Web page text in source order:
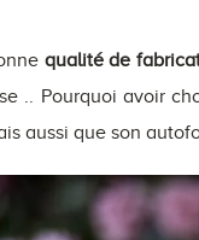
qualité de
.. Pourquoi avoir
aussi que son